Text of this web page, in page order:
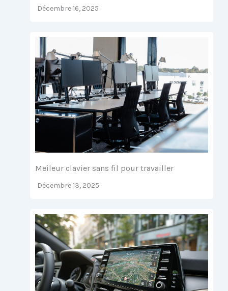
Décembre 16, 2025
Meileur clavier sans fil pour travailler
Décembre 13, 2025